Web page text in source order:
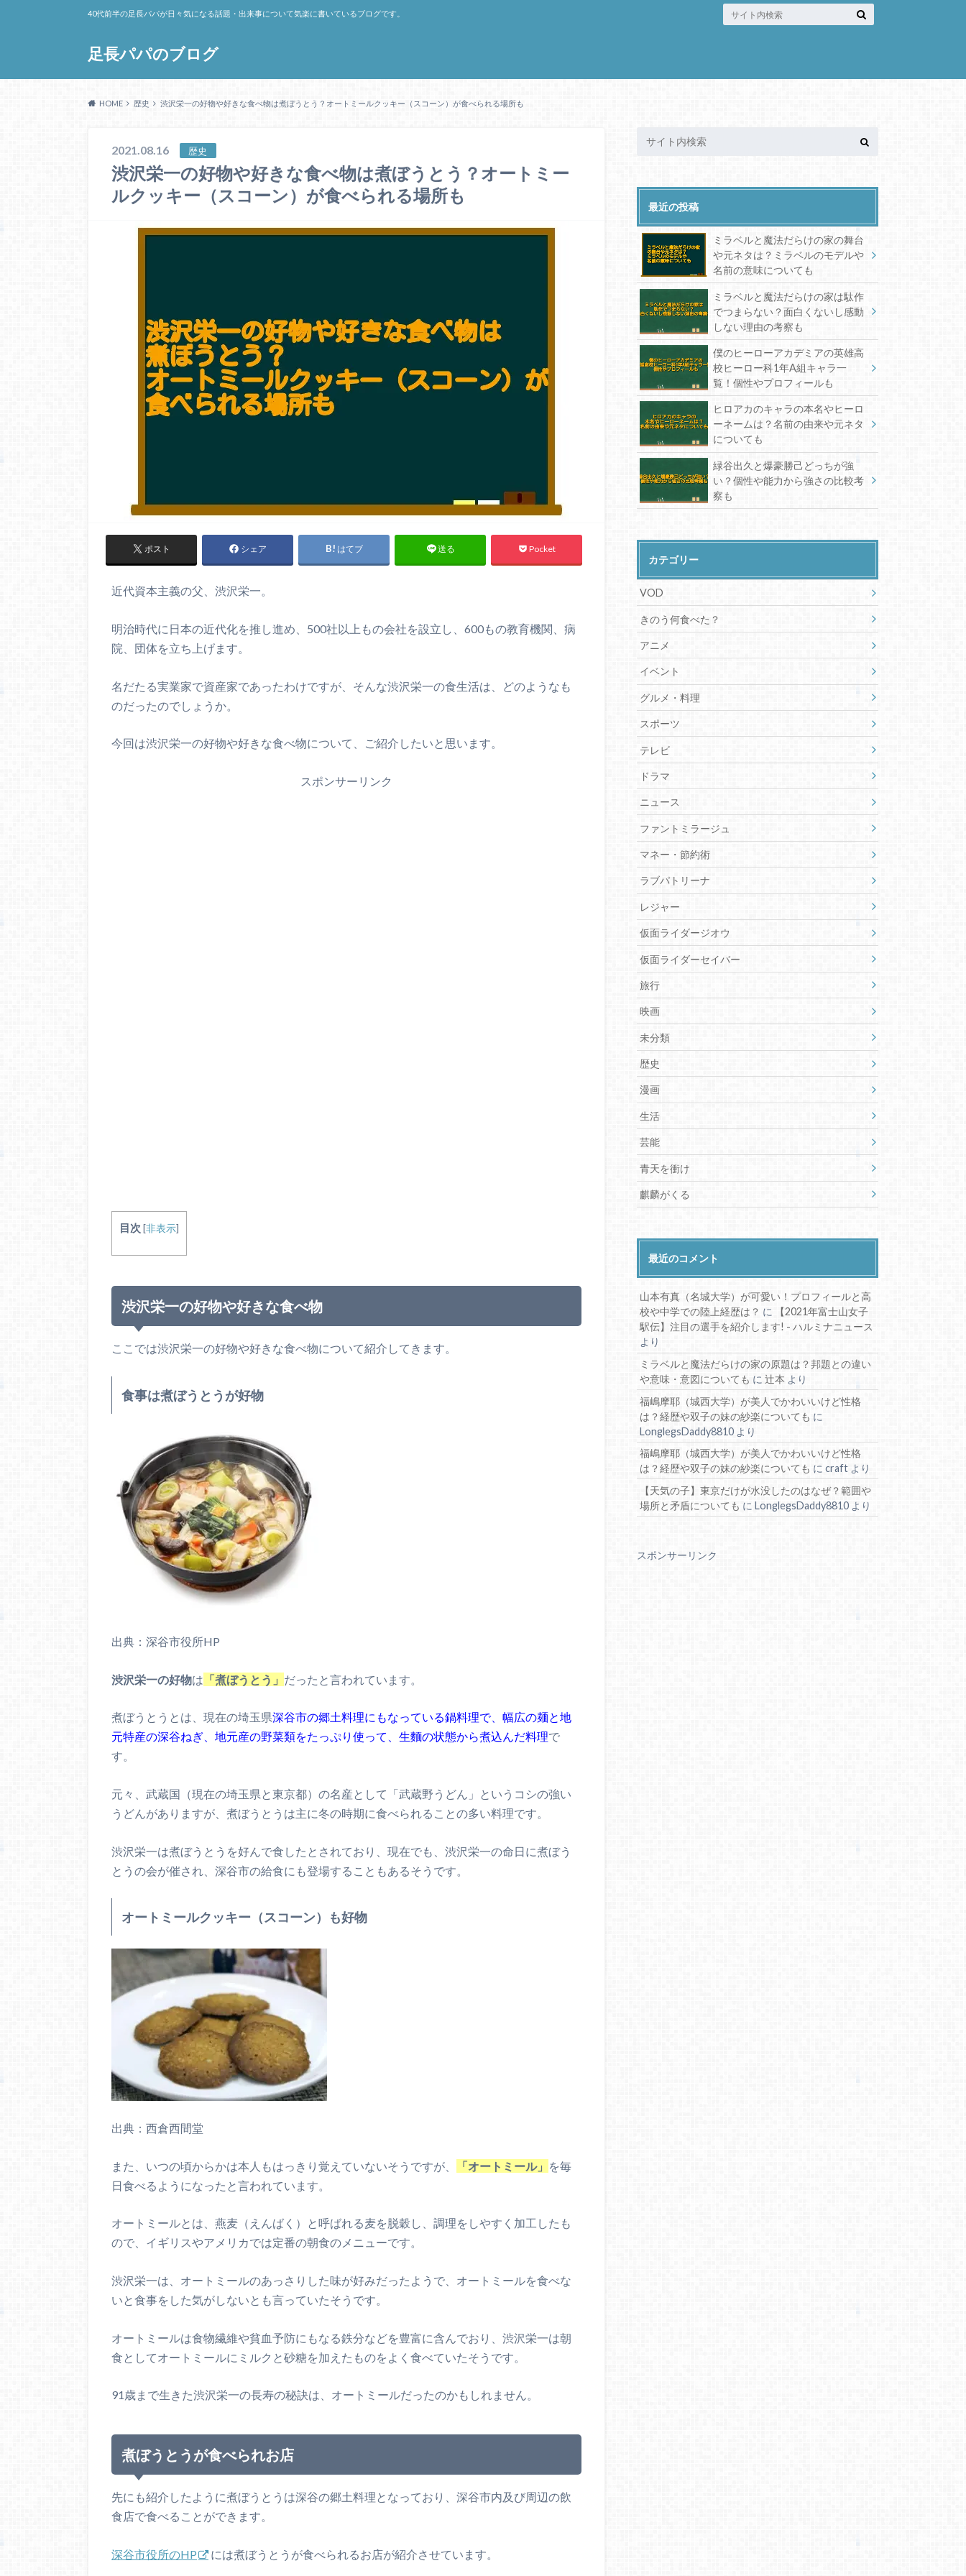
足長パパのブログ
40代前半の足長パパが日々気になる話題・出来事について気楽に書いているブログです。
HOME 歴史 渋沢栄一の好物や好きな食べ物は煮ぼうとう？オートミールクッキー（スコーン）が食べられる場所も
2021.08.16 歴史
渋沢栄一の好物や好きな食べ物は煮ぼうとう？オートミー
ルクッキー（スコーン）が食べられる場所も
ポスト シェア はてブ 送る Pocket
近代資本主義の父、渋沢栄一。
明治時代に日本の近代化を推し進め、500社以上もの会社を設立し、600もの教育機関、病
院、団体を立ち上げます。
名だたる実業家で資産家であったわけですが、そんな渋沢栄一の食生活は、どのようなも
のだったのでしょうか。
今回は渋沢栄一の好物や好きな食べ物について、ご紹介したいと思います。
スポンサーリンク
目次 [非表示]
渋沢栄一の好物や好きな食べ物
ここでは渋沢栄一の好物や好きな食べ物について紹介してきます。
食事は煮ぼうとうが好物
出典：深谷市役所HP
渋沢栄一の好物は 「煮ぼうとう」 だったと言われています。
煮ぼうとうとは、現在の埼玉県深谷市の郷土料理にもなっている鍋料理で、幅広の麺と地
元特産の深谷ねぎ、地元産の野菜類をたっぷり使って、生麵の状態から煮込んだ料理で
す。
元々、武蔵国（現在の埼玉県と東京都）の名産として「武蔵野うどん」というコシの強い
うどんがありますが、煮ぼうとうは主に冬の時期に食べられることの多い料理です。
渋沢栄一は煮ぼうとうを好んで食したとされており、現在でも、渋沢栄一の命日に煮ぼう
とうの会が催され、深谷市の給食にも登場することもあるそうです。
オートミールクッキー（スコーン）も好物
出典：西倉西間堂
また、いつの頃からかは本人もはっきり覚えていないそうですが、 「オートミール」 を毎
日食べるようになったと言われています。
オートミールとは、燕麦（えんばく）と呼ばれる麦を脱穀し、調理をしやすく加工したも
ので、イギリスやアメリカでは定番の朝食のメニューです。
渋沢栄一は、オートミールのあっさりした味が好みだったようで、オートミールを食べな
いと食事をした気がしないとも言っていたそうです。
オートミールは食物繊維や貧血予防にもなる鉄分などを豊富に含んでおり、渋沢栄一は朝
食としてオートミールにミルクと砂糖を加えたものをよく食べていたそうです。
91歳まで生きた渋沢栄一の長寿の秘訣は、オートミールだったのかもしれません。
煮ぼうとうが食べられお店
先にも紹介したように煮ぼうとうは深谷の郷土料理となっており、深谷市内及び周辺の飲
食店で食べることができます。
深谷市役所のHP には煮ぼうとうが食べられるお店が紹介させています。
最近の投稿
ミラベルと魔法だらけの家の舞台
や元ネタは？ミラベルのモデルや
名前の意味についても
ミラベルと魔法だらけの家は駄作
でつまらない？面白くないし感動
しない理由の考察も
僕のヒーローアカデミアの英雄高
校ヒーロー科1年A組キャラ一
覧！個性やプロフィールも
ヒロアカのキャラの本名やヒーロ
ーネームは？名前の由来や元ネタ
についても
緑谷出久と爆豪勝己どっちが強
い？個性や能力から強さの比較考
察も
カテゴリー
VOD
きのう何食べた？
アニメ
イベント
グルメ・料理
スポーツ
テレビ
ドラマ
ニュース
ファントミラージュ
マネー・節約術
ラブパトリーナ
レジャー
仮面ライダージオウ
仮面ライダーセイバー
旅行
映画
未分類
歴史
漫画
生活
芸能
青天を衝け
麒麟がくる
最近のコメント
山本有真（名城大学）が可愛い！プロフィールと高
校や中学での陸上経歴は？ に
【2021年富士山女子
駅伝】注目の選手を紹介します! - ハルミナニュース
より
ミラベルと魔法だらけの家の原題は？邦題との違い
や意味・意図についても に辻本 より
福嶋摩耶（城西大学）が美人でかわいいけど性格
は？経歴や双子の妹の紗楽についても に
LonglegsDaddy8810 より
福嶋摩耶（城西大学）が美人でかわいいけど性格
は？経歴や双子の妹の紗楽についても にcraft より
【天気の子】東京だけが水没したのはなぜ？範囲や
場所と矛盾についても にLonglegsDaddy8810 より
スポンサーリンク